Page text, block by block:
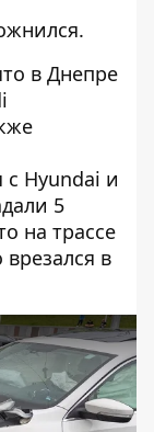
в Днепре
с Hyundai и
5
на трассе
врезался в